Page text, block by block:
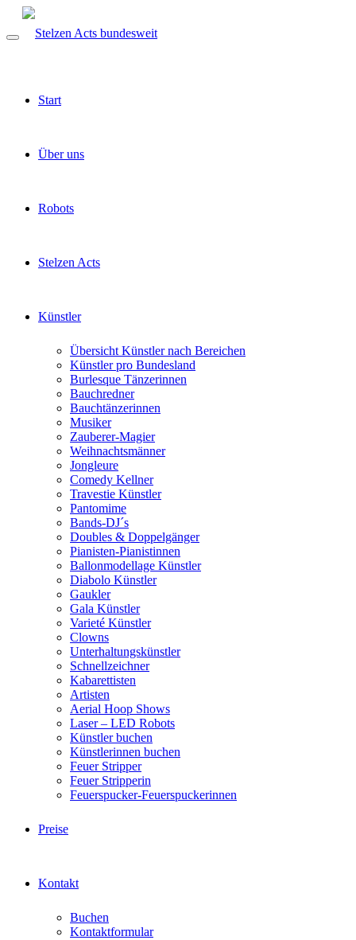
Start
Über uns
Robots
Stelzen Acts
Künstler
Übersicht Künstler nach Bereichen
Künstler pro Bundesland
Burlesque Tänzerinnen
Bauchredner
Bauchtänzerinnen
Musiker
Zauberer-Magier
Weihnachtsmänner
Jongleure
Comedy Kellner
Travestie Künstler
Pantomime
Bands-DJ´s
Doubles & Doppelgänger
Pianisten-Pianistinnen
Ballonmodellage Künstler
Diabolo Künstler
Gaukler
Gala Künstler
Varieté Künstler
Clowns
Unterhaltungskünstler
Schnellzeichner
Kabarettisten
Artisten
Aerial Hoop Shows
Laser – LED Robots
Künstler buchen
Künstlerinnen buchen
Feuer Stripper
Feuer Stripperin
Feuerspucker-Feuerspuckerinnen
Preise
Kontakt
Buchen
Kontaktformular